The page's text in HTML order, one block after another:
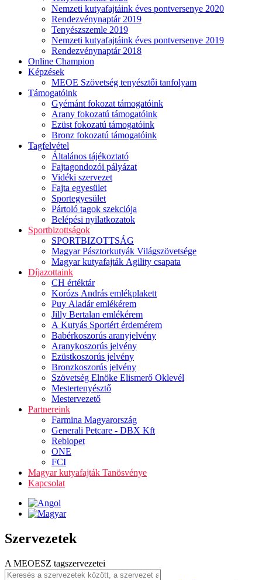
Nemzeti kutyafajtáink éves pontversenye 2020
Rendezvénynaptár 2019
Tenyészszemle 2019
Nemzeti kutyafajtáink éves pontversenye 2019
Rendezvénynaptár 2018
Online Champion
Képzések
MEOE Szövetség tenyésztői tanfolyam
Támogatóink
Gyémánt fokozat támogatóink
Arany fokozatú támogatóink
Ezüst fokozatú támogatóink
Bronz fokozatú támogatóink
Tagfelvétel
Általános tájékoztató
Fajtagondozói pályázat
Vidéki szervezet
Fajta egyesület
Sportegyesület
Pártoló tagok szekciója
Belépési nyilatkozatok
Sportbizottságok
SPORTBIZOTTSÁG
Magyar Pásztorkutyák Világszövetsége
Magyar kutyafajták Agility csapata
Díjazottaink
CH értéktár
Korózs András emlékplakett
Puy Aladár emlékérem
Jilly Bertalan emlékérem
A Kutyás Sportért érdemérem
Babérkoszorús aranyjelvény
Aranykoszorús jelvény
Ezüstkoszorús jelvény
Bronzkoszorús jelvény
Szövetség Elnöke Elismerő Oklevél
Mestertenyésztő
Mestervezető
Partnereink
Farmina Magyarország
Generali Petcare - DBX Kft
Rebiopet
ONE
FCI
Magyar kutyafajták Tanösvénye
Kapcsolat
Szervezetek
A MEOESZ tagszervezetei